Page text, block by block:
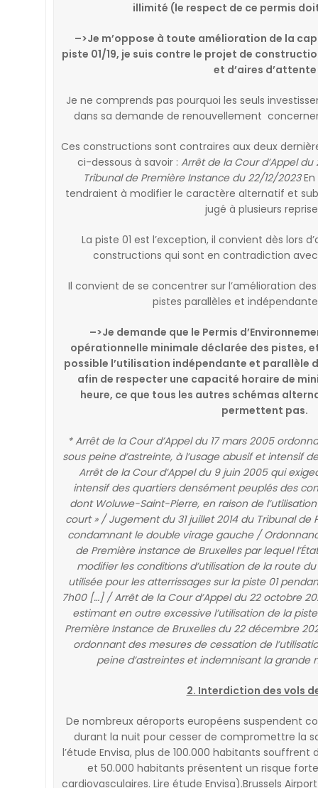
illimité (le respect de ce permis
–>Je m’oppose à toute amélioration de la
piste 01/19, je suis contre le projet de
et d’aires d’attente
Je ne comprends pas pourquoi les seuls
dans sa demande de renouvellement
Ces constructions sont contraires aux deux
ci-dessous à savoir : Arrêt de la Cour d’Appel
Tribunal de Première Instance du 22/12/2023
tendraient à modifier le caractère alternatif et
jugé à plusieurs
La piste 01 est l’exception, il convient dès lors
constructions qui sont en contradiction avec
Il convient de se concentrer sur l’amélioration
pistes parallèles et
–>Je demande que le Permis
opérationnelle minimale déclarée des pistes,
possible l’utilisation indépendante et parallèle
afin de respecter une capacité horaire de
heure, ce que tous les autres schémas
permettent pas.
* Arrêt de la Cour d’Appel du 17 mars 2005
sous peine d’astreinte, à l’usage abusif et intensif
Arrêt de la Cour d’Appel du 9 juin 2005 qui
intensif des quartiers densément peuplés des
dont Woluwe-Saint-Pierre, en raison de
court » / Jugement du 31 juillet 2014 du Tribunal de
condamnant le double virage gauche /
de Première instance de Bruxelles par lequel
modifier les conditions d’utilisation de la route
utilisée pour les atterrissages sur la piste 01
7h00 […] / Arrêt de la Cour d’Appel du 22 octobre
estimant en outre excessive l’utilisation de la
Première Instance de Bruxelles du 22 décembre
ordonnant des mesures de cessation de
peine d’astreintes et indemnisant la grande
2. Interdiction des vols
De nombreux aéroports européens suspendent
durant la nuit pour cesser de compromettre la
l’étude Envisa, plus de 100.000 habitants
et 50.000 habitants présentent un risque
cardiovasculaires. Lire étude Envisa).Brussels